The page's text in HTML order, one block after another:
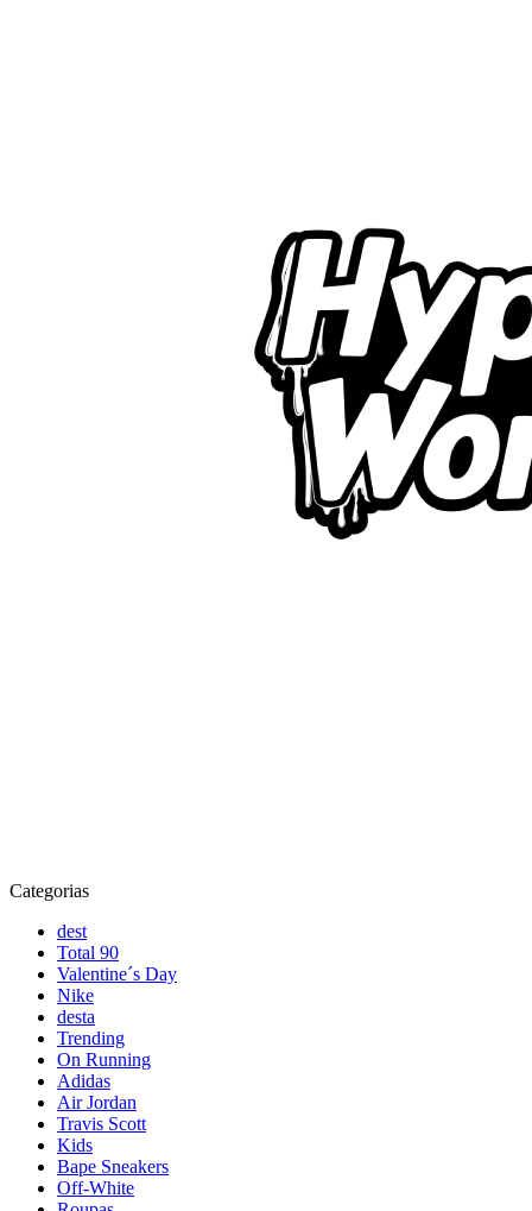
Categorias
dest
Total 90
Valentine´s Day
Nike
desta
Trending
On Running
Adidas
Air Jordan
Travis Scott
Kids
Bape Sneakers
Off-White